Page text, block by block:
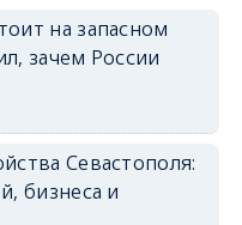
на запасном
зачем России
Севастополя:
бизнеса и